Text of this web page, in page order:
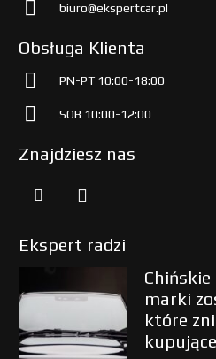
biuro@ekspertcar.pl
Obsługa Klienta
PN-PT 10:00-18:00
SOB 10:00-12:00
Znajdziesz nas
Ekspert radzi
marki
które